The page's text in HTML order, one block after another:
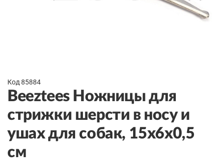
Код 85884
Beeztees Ножницы для
стрижки шерсти в носу и
ушах для собак, 15x6x0,5
см